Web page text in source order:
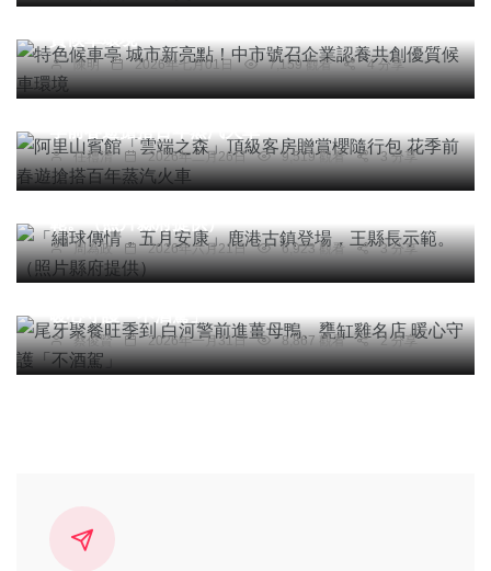
特色候車亭 城市新亮點！中市號召企業認養共創優
陳明 2026年七月01日 7,159 觀看 4 分享
綜合新聞 旅遊
阿里山賓館「雲端之森」頂級客房贈賞櫻隨行包 花
任禮清 2026年二月26日 9,519 觀看 3 分享
社會 綜合新聞 健康 旅遊 文教
「繡球傳情，五月安康」鹿港古鎮登場，王縣長示
周為政 2026年六月21日 6,923 觀看 3 分享
社會 綜合新聞 健康 旅遊
尾牙聚餐旺季到 白河警前進薑母鴨、甕缸雞名店
蔡俊賢 2026年一月31日 8,867 觀看 2 分享